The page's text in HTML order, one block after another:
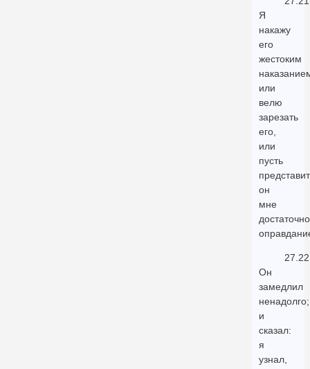
Я
накажу
его
жестоким
или
велю
зарезать
его,
или
пусть
представит
он
мне
27.22
Он
замедлил
ненадолго;
и
сказал:
я
узнал,